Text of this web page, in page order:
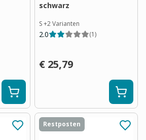
schwarz
S+2Varianten
2.0 (1)
€ 25,79
Restposten